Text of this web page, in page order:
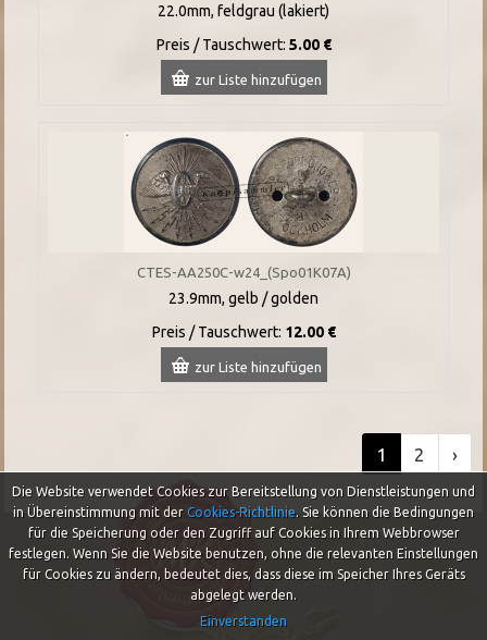
22.0mm, feldgrau (lakiert)
Preis / Tauschwert: 5.00 €
zur Liste hinzufügen
CTES-AA250C-w24_(Spo01K07A)
23.9mm, gelb / golden
Preis / Tauschwert: 12.00 €
zur Liste hinzufügen
1 2 ›
Die Website verwendet Cookies zur Bereitstellung von Dienstleistungen und
in Übereinstimmung mit der Cookies-Richtlinie. Sie können die Bedingungen
für die Speicherung oder den Zugriff auf Cookies in Ihrem Webbrowser
festlegen. Wenn Sie die Website benutzen, ohne die relevanten Einstellungen
für Cookies zu ändern, bedeutet dies, dass diese im Speicher Ihres Geräts
abgelegt werden.
Einverstanden